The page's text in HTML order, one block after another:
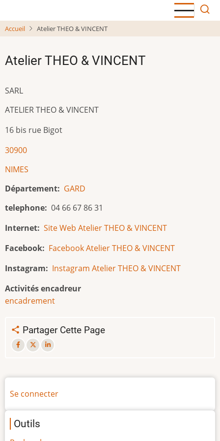
au
contenu
Accueil Atelier THEO & VINCENT
Atelier THEO & VINCENT
SARL
ATELIER THEO & VINCENT
16 bis rue Bigot
30900
NIMES
Département
GARD
telephone 04 66 67 86 31
Internet Site Web Atelier THEO & VINCENT
Facebook
Facebook Atelier THEO & VINCENT
Instagram
Instagram Atelier THEO & VINCENT
Activités encadreur
encadrement
Partager Cette Page
Menu
compte
de
l'utilisateur
Se connecter
Outils